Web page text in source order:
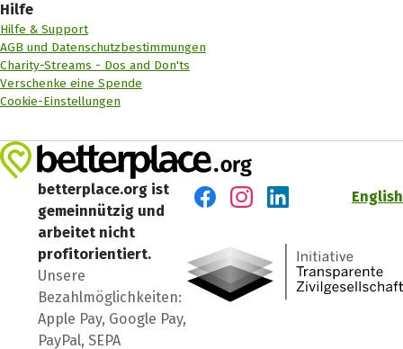
Hilfe
Hilfe & Support
AGB und Datenschutzbestimmungen
Charity-Streams - Dos and Don'ts
Verschenke eine Spende
Cookie-Einstellungen
betterplace.org ist
gemeinnützig und
arbeitet nicht
profitorientiert.
Unsere
Bezahlmöglichkeiten:
Apple Pay, Google Pay,
PayPal, SEPA
English